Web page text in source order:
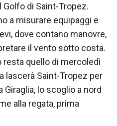
di Saint-Tropez.
a misurare equipaggi e
dove contano manovre,
il vento sotto costa.
quello di mercoledì
lascerà Saint-Tropez per
lo scoglio a nord
alla regata, prima